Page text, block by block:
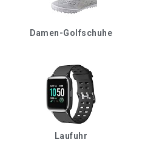
Damen-Golfschuhe
Laufuhr